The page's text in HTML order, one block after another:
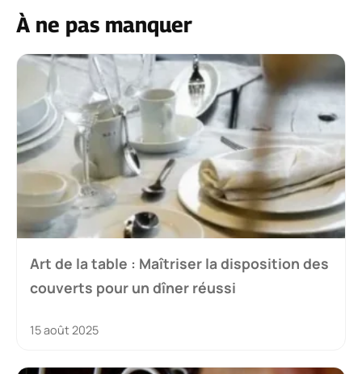
À ne pas manquer
Art de la table : Maîtriser la disposition des
couverts pour un dîner réussi
15 août 2025